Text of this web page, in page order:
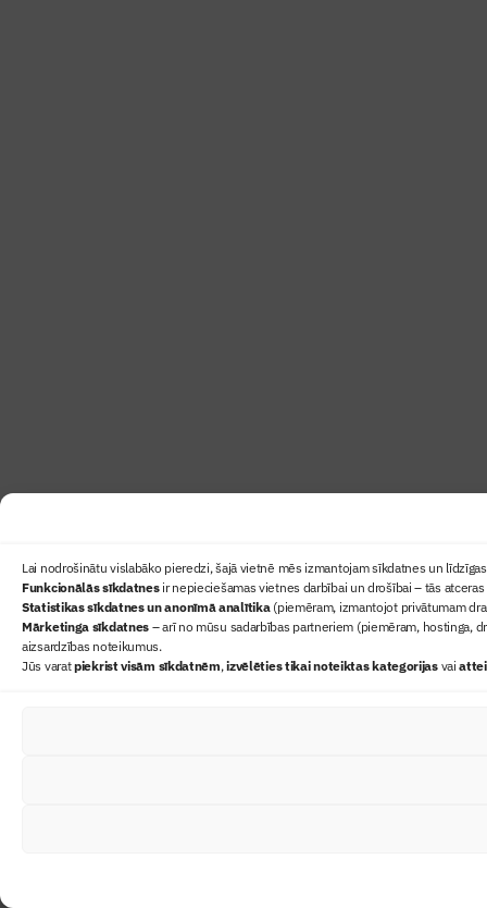
Lai nodrošinātu vislabāko pieredzi, šajā vietnē mēs izmantojam sīkdatnes un
Funkcionālās sīkdatnesir nepieciešamas vietnes darbībai un drošībai – tās
Statistikas sīkdatnes un anonīmā analītika(piemēram, izmantojot privātumam
Mārketinga sīkdatnes – arī no mūsu sadarbības partneriem (piemēram, hostinga,
aizsardzības noteikumus.
Jūs varatpiekrist visām sīkdatnēm,izvēlēties tikai noteiktas kategorijasvai